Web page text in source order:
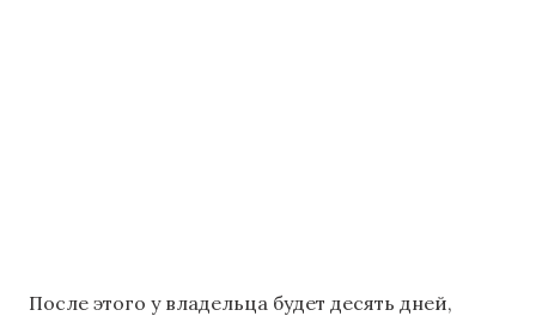
После этого у владельца будет десять дней,